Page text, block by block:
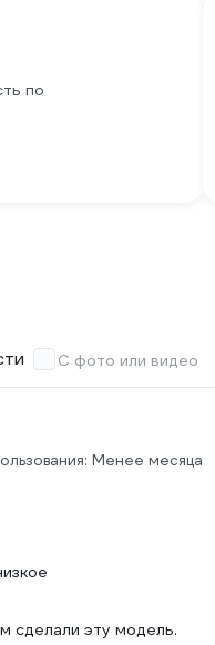
по
С фото или видео
Менее месяца
сделали эту модель.